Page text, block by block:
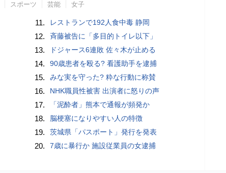
スポーツ 芸能 女子
11. レストランで192人食中毒 静岡
12. 斉藤被告に「多目的トイレ以下」
13. ドジャース6連敗 佐々木が止める
14. 90歳患者を殴る? 看護助手を逮捕
15. みな実を守った? 粋な行動に称賛
16. NHK職員性被害 出演者に怒りの声
17. 「泥酔者」熊本で通報が頻発か
18. 脳梗塞になりやすい人の特徴
19. 茨城県「パスポート」発行を発表
20. 7歳に暴行か 施設従業員の女逮捕